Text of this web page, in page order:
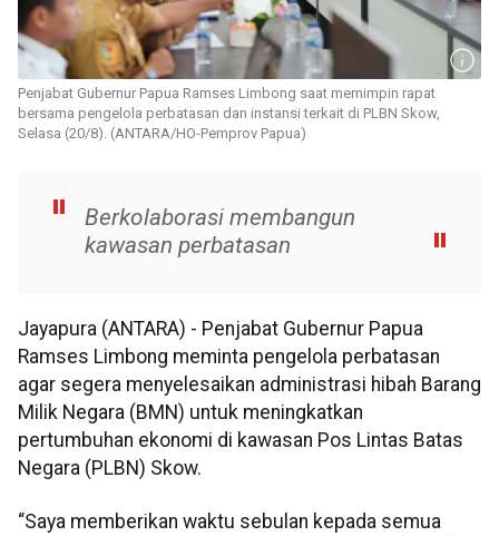
Penjabat Gubernur Papua Ramses Limbong saat memimpin rapat
bersama pengelola perbatasan dan instansi terkait di PLBN Skow,
Selasa (20/8). (ANTARA/HO-Pemprov Papua)
Berkolaborasi membangun
kawasan perbatasan
Jayapura (ANTARA) - Penjabat Gubernur Papua
Ramses Limbong meminta pengelola perbatasan
agar segera menyelesaikan administrasi hibah Barang
Milik Negara (BMN) untuk meningkatkan
pertumbuhan ekonomi di kawasan Pos Lintas Batas
Negara (PLBN) Skow.
“Saya memberikan waktu sebulan kepada semua